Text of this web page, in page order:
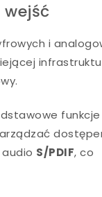
i
funkcje
S/PDIF, co